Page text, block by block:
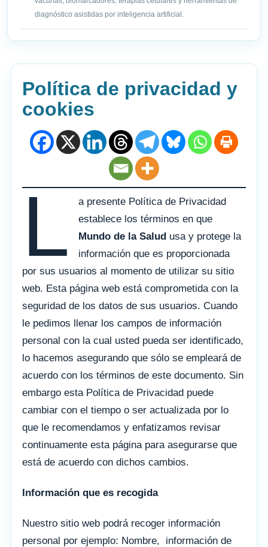
diagnóstico asistidas por inteligencia artificial.
Política de privacidad y
cookies
L
a presente Política de Privacidad
establece los términos en que
Mundo de la Salud usa y protege la
información que es proporcionada
por sus usuarios al momento de utilizar su sitio
web. Esta página web está comprometida con la
seguridad de los datos de sus usuarios. Cuando
le pedimos llenar los campos de información
personal con la cual usted pueda ser identificado,
lo hacemos asegurando que sólo se empleará de
acuerdo con los términos de este documento. Sin
embargo esta Política de Privacidad puede
cambiar con el tiempo o ser actualizada por lo
que le recomendamos y enfatizamos revisar
continuamente esta página para asegurarse que
está de acuerdo con dichos cambios.
Información que es recogida
Nuestro sitio web podrá recoger información
personal por ejemplo: Nombre, información de